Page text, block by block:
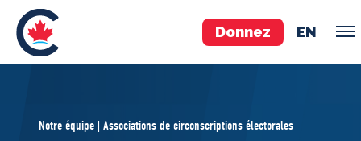
Donnez EN
ÉQUIPE
Notre équipe | Associations de circonscriptions électorales